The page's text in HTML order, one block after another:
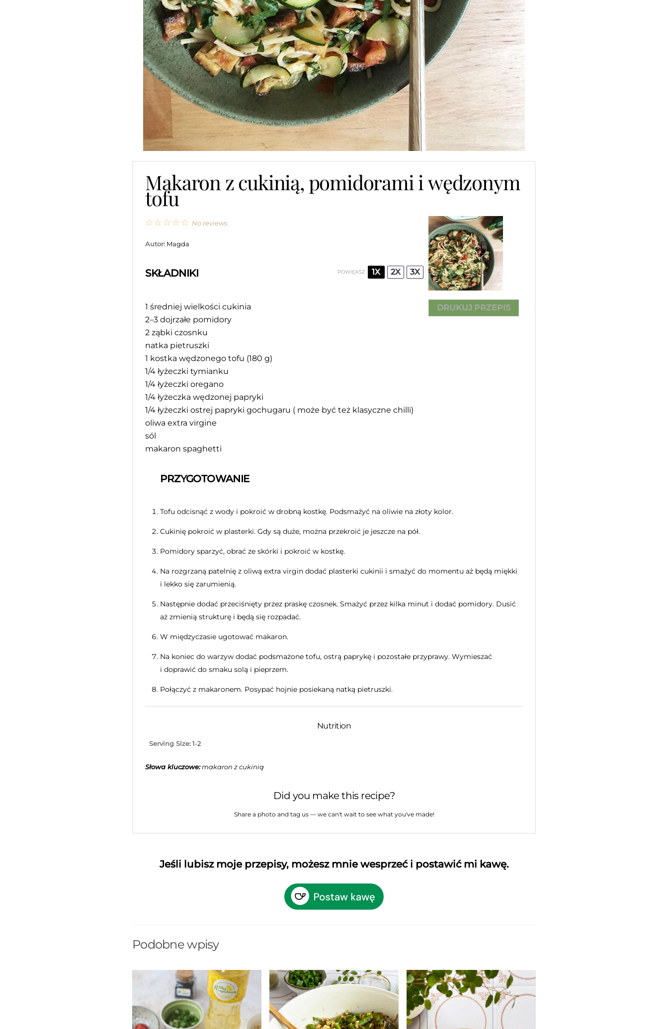
Makaron z cukinią, pomidorami i wędzonym
tofu
DRUKUJ PRZEPIS
☆
☆
☆
☆
☆ No reviews
Autor: Magda
SKŁADNIKI POWIĘKSZ 1X 2X 3X
1 średniej wielkości cukinia
2–3 dojrzałe pomidory
2 ząbki czosnku
natka pietruszki
1 kostka wędzonego tofu (180 g)
1/4 łyżeczki tymianku
1/4 łyżeczki oregano
1/4 łyżeczka wędzonej papryki
1/4 łyżeczki ostrej papryki gochugaru ( może być też klasyczne chilli)
oliwa extra virgine
sól
makaron spaghetti
PRZYGOTOWANIE
Tofu odcisnąć z wody i pokroić w drobną kostkę. Podsmażyć na oliwie na złoty kolor.
Cukinię pokroić w plasterki. Gdy są duże, można przekroić je jeszcze na pół.
Pomidory sparzyć, obrać ze skórki i pokroić w kostkę.
Na rozgrzaną patelnię z oliwą extra virgin dodać plasterki cukinii i smażyć do momentu aż będą miękki
i lekko się zarumienią.
Następnie dodać przeciśnięty przez praskę czosnek. Smażyć przez kilka minut i dodać pomidory. Dusić
aż zmienią strukturę i będą się rozpadać.
W międzyczasie ugotować makaron.
Na koniec do warzyw dodać podsmażone tofu, ostrą paprykę i pozostałe przyprawy. Wymieszać
i doprawić do smaku solą i pieprzem.
Połączyć z makaronem. Posypać hojnie posiekaną natką pietruszki.
Nutrition
Serving Size: 1-2
Słowa kluczowe:makaron z cukinią
Did you make this recipe?
Share a photo and tag us — we can't wait to see what you've made!
Jeśli lubisz moje przepisy, możesz mnie wesprzeć i postawić mi kawę.
Podobne wpisy